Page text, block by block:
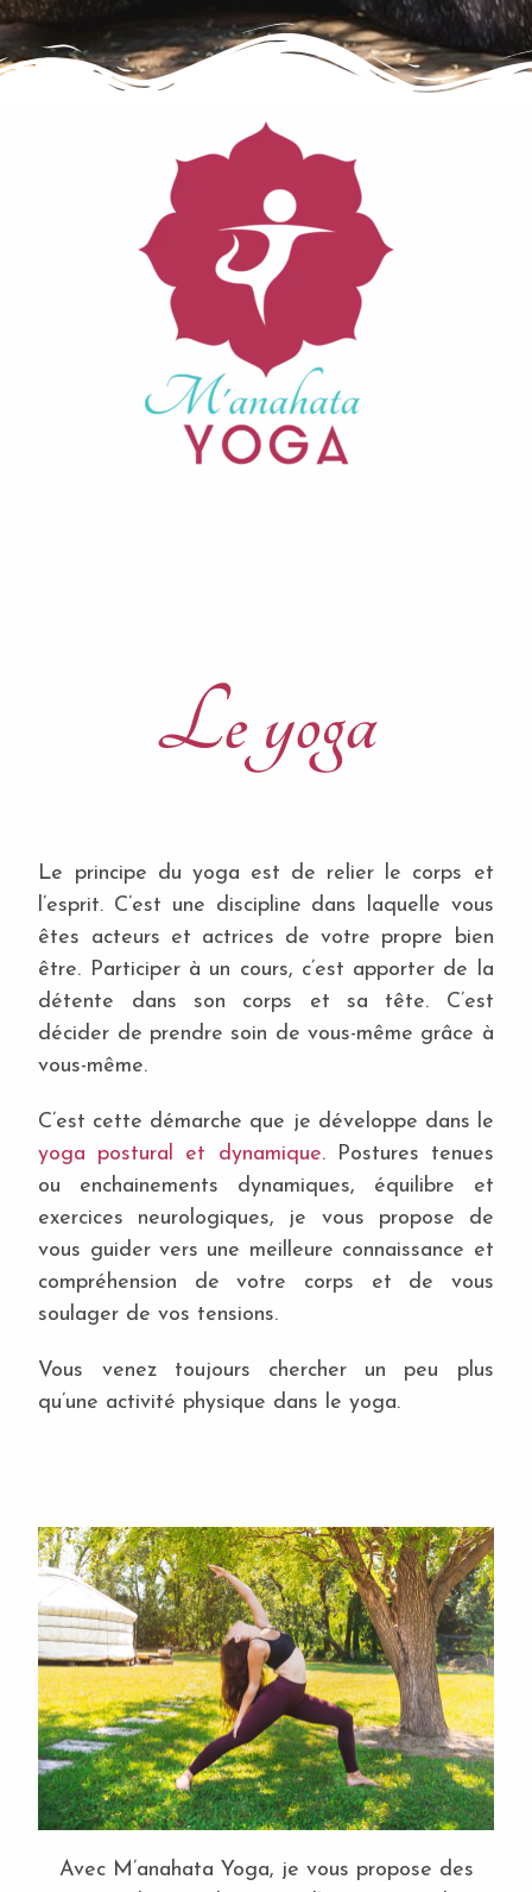
Le yoga
Le principe du yoga est de relier le corps et
l’esprit. C’est une discipline dans laquelle vous
êtes acteurs et actrices de votre propre bien
être. Participer à un cours, c’est apporter de la
détente dans son corps et sa tête. C’est
décider de prendre soin de vous-même grâce à
vous-même.
C’est cette démarche que je développe dans le
yoga postural et dynamique. Postures tenues
ou enchainements dynamiques, équilibre et
exercices neurologiques, je vous propose de
vous guider vers une meilleure connaissance et
compréhension de votre corps et de vous
soulager de vos tensions.
Vous venez toujours chercher un peu plus
qu’une activité physique dans le yoga.
Avec M’anahata Yoga, je vous propose des